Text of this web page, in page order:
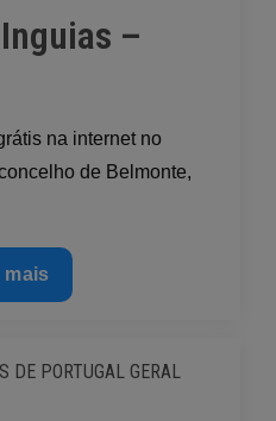
–
na internet no
de Belmonte,
mais
DE PORTUGAL GERAL